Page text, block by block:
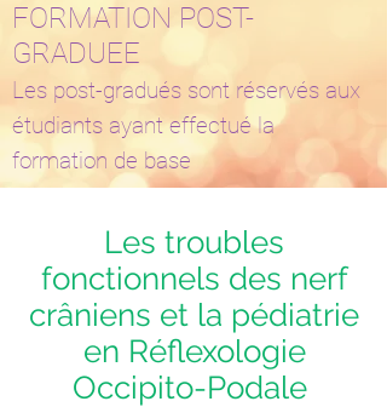
FORMATION POST-
GRADUEE
Les post-gradués sont réservés aux
étudiants ayant effectué la
formation de base
Les troubles
fonctionnels des nerf
crâniens et la pédiatrie
en Réflexologie
Occipito-Podale